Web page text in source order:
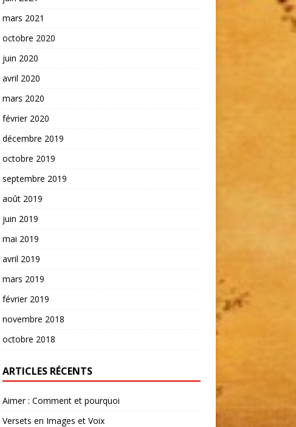
mars 2021
octobre 2020
juin 2020
avril 2020
mars 2020
février 2020
décembre 2019
octobre 2019
septembre 2019
août 2019
juin 2019
mai 2019
avril 2019
mars 2019
février 2019
novembre 2018
octobre 2018
ARTICLES RÉCENTS
Aimer : Comment et pourquoi
Versets en Images et Voix